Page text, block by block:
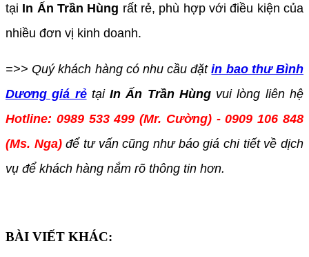
tại In Ấn Trần Hùng rất rẻ, phù hợp với điều kiện của
nhiều đơn vị kinh doanh.
=>> Quý khách hàng có nhu cầu đặtin bao thư Bình
Dương giá rẻtạiIn Ấn Trần Hùngvui lòng liên hệ
Hotline: 0989 533 499 (Mr. Cường) - 0909 106 848
(Ms. Nga)để tư vấn cũng như báo giá chi tiết về dịch
vụ để khách hàng nắm rõ thông tin hơn.
BÀI VIẾT KHÁC: